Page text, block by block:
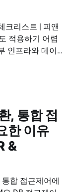
크리스트 | 피앤
? Shadow
, 통합 접
한 이유
&
합 접근제어에